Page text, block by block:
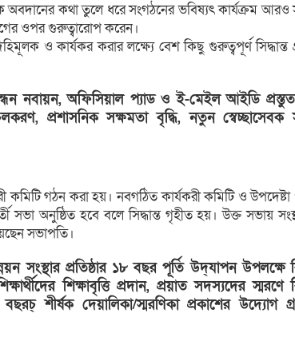
অবদানের কথা তুলে ধরে সংগঠনের ভবিষ্যৎ কার্যক্রম আরও
ওপর গুরুত্বারোপ করেন।
ও কার্যকর করার লক্ষ্যে বেশ কিছু গুরুত্বপূর্ণ সিদ্ধান্ত
নবায়ন, অফিসিয়াল প্যাড ও ই-মেইল আইডি
প্রশাসনিক সক্ষমতা বৃদ্ধি, নতুন স্বেচ্ছাসেবক
গঠন করা হয়। নবগঠিত কার্যকরী কমিটি ও উপদেষ্টা
অনুষ্ঠিত হবে বলে সিদ্ধান্ত গৃহীত হয়। উক্ত সভায়
সভাপতি।
সংস্থার প্রতিষ্ঠার ১৮ বছর পূর্তি উদ্‌যাপন উপলক্ষে
শিক্ষাবৃত্তি প্রদান, প্রয়াত সদস্যদের স্মরণে
শীর্ষক দেয়ালিকা/স্মরণিকা প্রকাশের উদ্যোগ